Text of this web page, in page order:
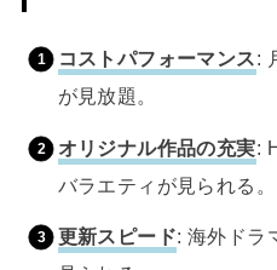
コストパフォーマンス:
が見放題。
オリジナル作品の充実:
バラエティが見られる。
更新スピード: 海外ドラ